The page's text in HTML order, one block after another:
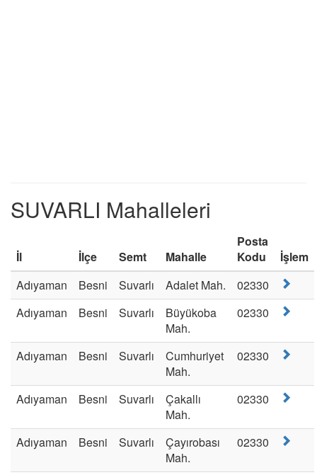
SUVARLI Mahalleleri
İl İlçe Semt Mahalle
Posta
Kodu
İşlem
Adıyaman
Besni Suvarlı Adalet Mah.
02330
Adıyaman
Besni Suvarlı
Büyükoba
Mah.
02330
Adıyaman Besni Suvarlı
Cumhuriyet
Mah.
02330
Adıyaman Besni Suvarlı
Çakallı
Mah.
02330
Adıyaman Besni Suvarlı
Çayırobası
Mah.
02330